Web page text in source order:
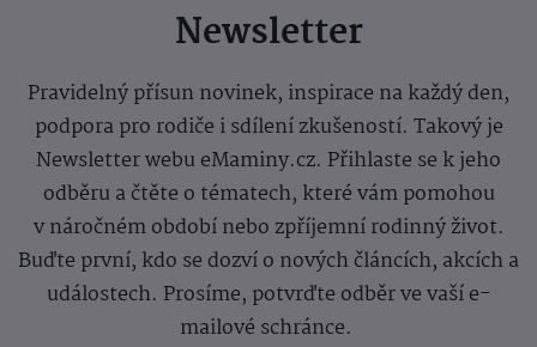
Newsletter
Pravidelný přísun novinek, inspirace na každý den,
podpora pro rodiče i sdílení zkušeností. Takový je
Newsletter webu eMaminy.cz. Přihlaste se k jeho
odběru a čtěte o tématech, které vám pomohou
v náročném období nebo zpříjemní rodinný život.
Buďte první, kdo se dozví o nových článcích, akcích a
událostech. Prosíme, potvrďte odběr ve vaší e-
mailové schránce.